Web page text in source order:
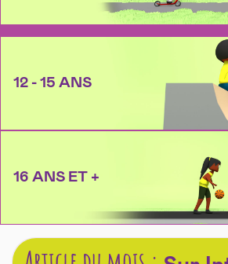
12 - 15 ANS
16 ANS ET +